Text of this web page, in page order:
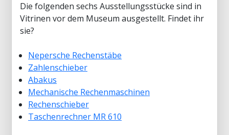
Die folgenden sechs Ausstellungsstücke sind in
Vitrinen vor dem Museum ausgestellt. Findet ihr
sie?
Nepersche Rechenstäbe
Zahlenschieber
Abakus
Mechanische Rechenmaschinen
Rechenschieber
Taschenrechner MR 610